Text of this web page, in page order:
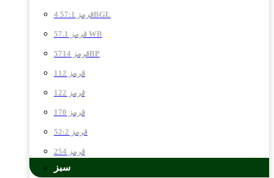
قرمز 57:1 4BGL
قرمز 57.1 WB
قرمز 5714BP
قرمز 112
قرمز 122
قرمز 170
قرمز 52:2
قرمز 254
سبز